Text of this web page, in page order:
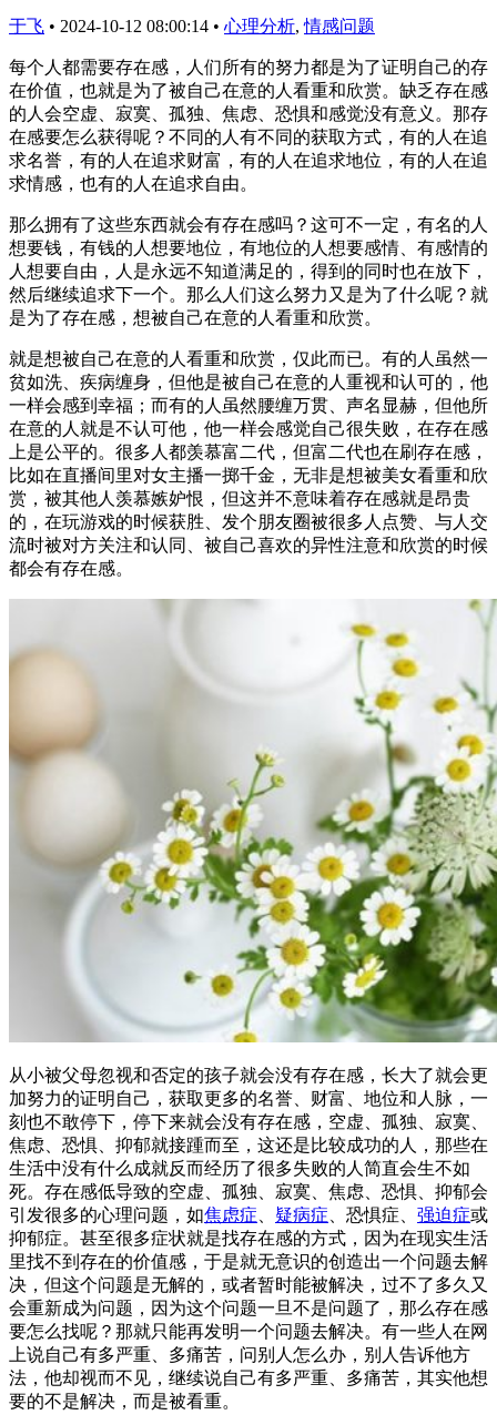
于飞 • 2024-10-12 08:00:14 • 心理分析,情感问题
每个人都需要存在感，人们所有的努力都是为了证明自己的存
在价值，也就是为了被自己在意的人看重和欣赏。缺乏存在感
的人会空虚、寂寞、孤独、焦虑、恐惧和感觉没有意义。那存
在感要怎么获得呢？不同的人有不同的获取方式，有的人在追
求名誉，有的人在追求财富，有的人在追求地位，有的人在追
求情感，也有的人在追求自由。
那么拥有了这些东西就会有存在感吗？这可不一定，有名的人
想要钱，有钱的人想要地位，有地位的人想要感情、有感情的
人想要自由，人是永远不知道满足的，得到的同时也在放下，
然后继续追求下一个。那么人们这么努力又是为了什么呢？就
是为了存在感，想被自己在意的人看重和欣赏。
就是想被自己在意的人看重和欣赏，仅此而已。有的人虽然一
贫如洗、疾病缠身，但他是被自己在意的人重视和认可的，他
一样会感到幸福；而有的人虽然腰缠万贯、声名显赫，但他所
在意的人就是不认可他，他一样会感觉自己很失败，在存在感
上是公平的。很多人都羡慕富二代，但富二代也在刷存在感，
比如在直播间里对女主播一掷千金，无非是想被美女看重和欣
赏，被其他人羡慕嫉妒恨，但这并不意味着存在感就是昂贵
的，在玩游戏的时候获胜、发个朋友圈被很多人点赞、与人交
流时被对方关注和认同、被自己喜欢的异性注意和欣赏的时候
都会有存在感。
从小被父母忽视和否定的孩子就会没有存在感，长大了就会更
加努力的证明自己，获取更多的名誉、财富、地位和人脉，一
刻也不敢停下，停下来就会没有存在感，空虚、孤独、寂寞、
焦虑、恐惧、抑郁就接踵而至，这还是比较成功的人，那些在
生活中没有什么成就反而经历了很多失败的人简直会生不如
死。存在感低导致的空虚、孤独、寂寞、焦虑、恐惧、抑郁会
引发很多的心理问题，如焦虑症 疑病症 、恐惧症、 强迫症或
抑郁症。甚至很多症状就是找存在感的方式，因为在现实生活
里找不到存在的价值感，于是就无意识的创造出一个问题去解
决，但这个问题是无解的，或者暂时能被解决，过不了多久又
会重新成为问题，因为这个问题一旦不是问题了，那么存在感
要怎么找呢？那就只能再发明一个问题去解决。有一些人在网
上说自己有多严重、多痛苦，问别人怎么办，别人告诉他方
法，他却视而不见，继续说自己有多严重、多痛苦，其实他想
要的不是解决，而是被看重。